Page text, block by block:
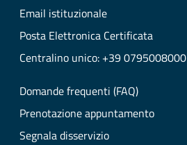
Email istituzionale
Posta Elettronica Certificata
Centralino unico: +39 0795008000
Domande frequenti (FAQ)
Prenotazione appuntamento
Segnala disservizio